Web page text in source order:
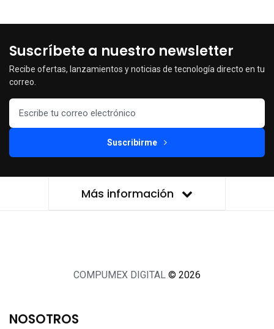
Suscríbete a nuestro newsletter
Recibe ofertas, lanzamientos y noticias de tecnología directo en tu
correo.
Suscribirme
Más información
COMPUMEX DIGITAL © 2026
NOSOTROS